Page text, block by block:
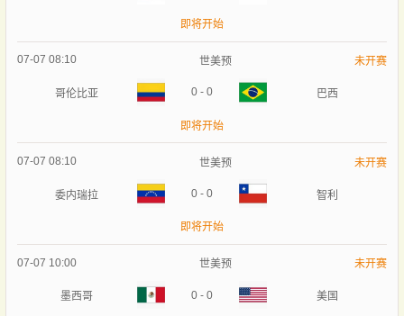
即将开始
07-07 08:10 世美预 未开赛
哥伦比亚 0 - 0 巴西
即将开始
07-07 08:10 世美预 未开赛
委内瑞拉 0 - 0 智利
即将开始
07-07 10:00 世美预 未开赛
墨西哥 0 - 0 美国